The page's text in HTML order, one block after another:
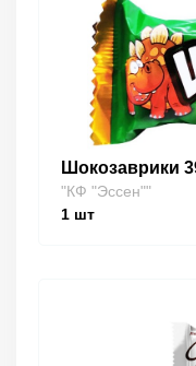
Шокозаврики
"КФ "Эссен""
1 шт